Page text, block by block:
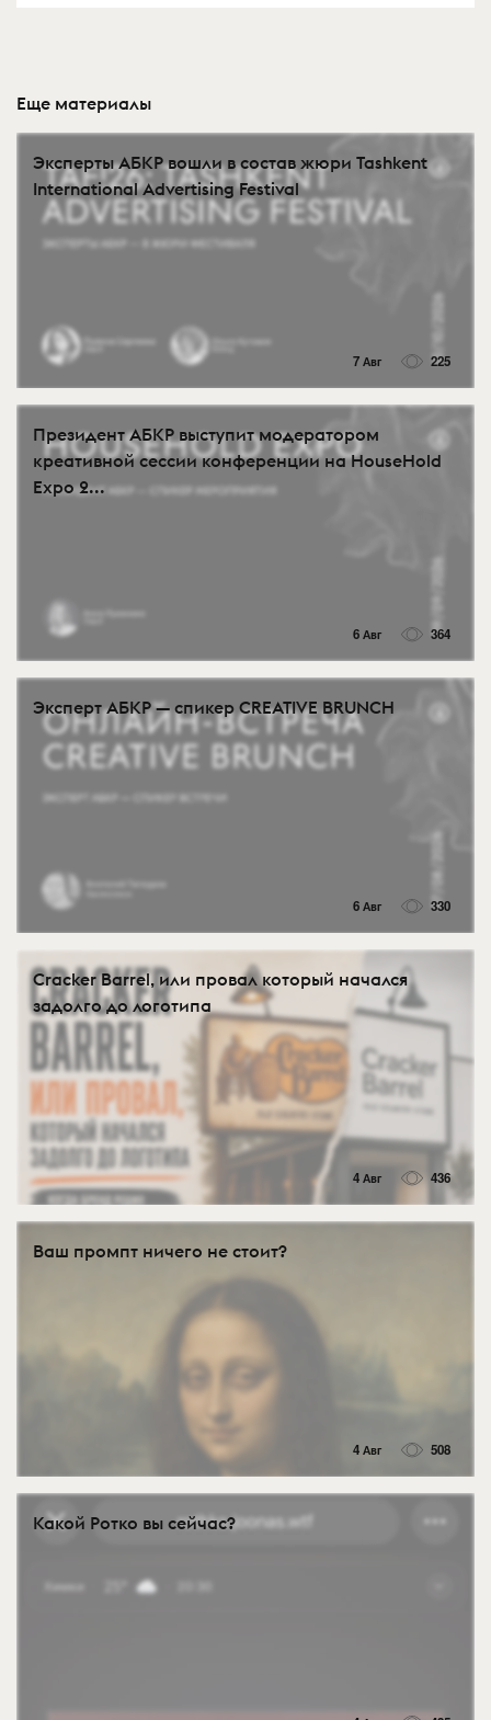
Еще материалы
Эксперты АБКР вошли в состав жюри Tashkent
International Advertising Festival
7 Авг 225
Президент АБКР выступит модератором
креативной сессии конференции на HouseHold
Expo 2...
6 Авг 364
Эксперт АБКР — спикер CREATIVE BRUNCH
6 Авг 330
Cracker Barrel, или провал который начался
задолго до логотипа
4 Авг 436
Ваш промпт ничего не стоит?
4 Авг 508
Какой Ротко вы сейчас?